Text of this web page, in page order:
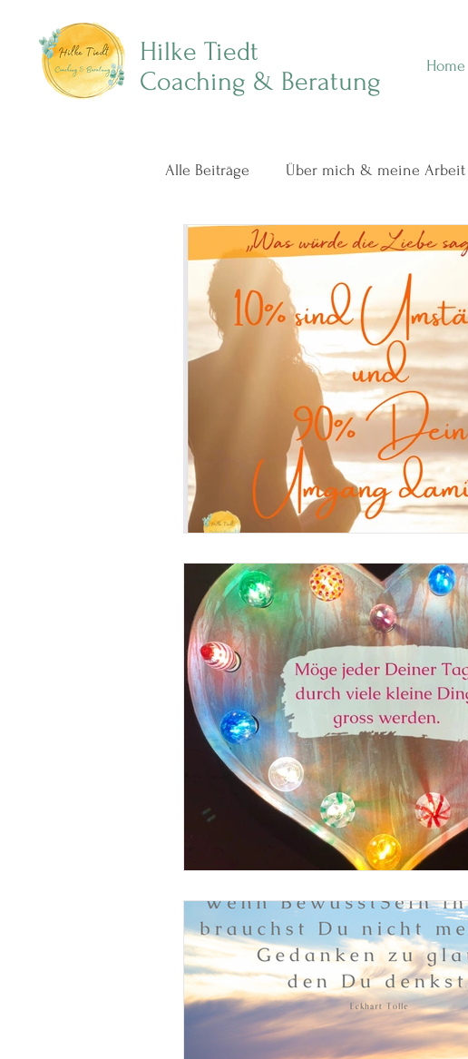
Hilke Tiedt
Coaching & Beratung
Home
Alle Beiträge Über mich & meine Arbeit
Beziehungen in Verbindung leben
Achtsamkeit im Familienalltag
Podcast mit mir ❤️ Paarberatung
Ausbildung